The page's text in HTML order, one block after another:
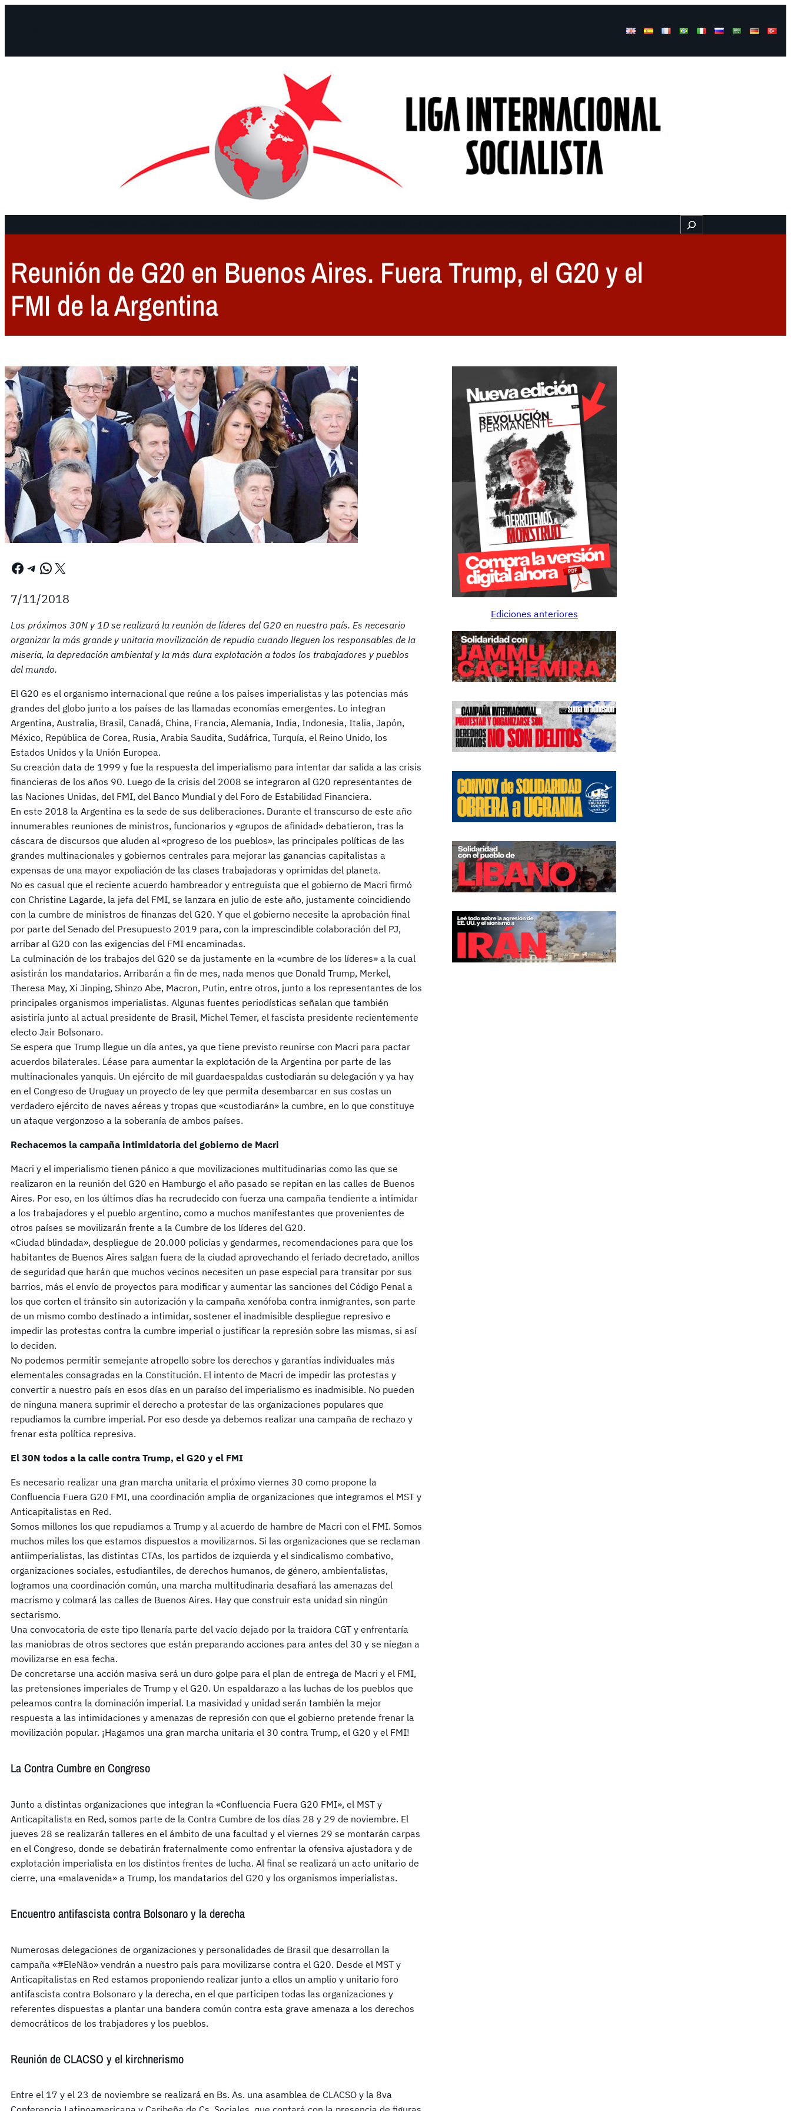
Buscar
Reunión de G20 en Buenos Aires. Fuera Trump, el G20 y el
FMI de la Argentina
Facebook Telegram WhatsApp X
7/11/2018
Los próximos 30N y 1D se realizará la reunión de líderes del G20 en nuestro país. Es necesario
organizar la más grande y unitaria movilización de repudio cuando lleguen los responsables de la
miseria, la depredación ambiental y la más dura explotación a todos los trabajadores y pueblos
del mundo.
El G20 es el organismo internacional que reúne a los países imperialistas y las potencias más
grandes del globo junto a los países de las llamadas economías emergentes. Lo integran
Argentina, Australia, Brasil, Canadá, China, Francia, Alemania, India, Indonesia, Italia, Japón,
México, República de Corea, Rusia, Arabia Saudita, Sudáfrica, Turquía, el Reino Unido, los
Estados Unidos y la Unión Europea.
Su creación data de 1999 y fue la respuesta del imperialismo para intentar dar salida a las crisis
financieras de los años 90. Luego de la crisis del 2008 se integraron al G20 representantes de
las Naciones Unidas, del FMI, del Banco Mundial y del Foro de Estabilidad Financiera.
En este 2018 la Argentina es la sede de sus deliberaciones. Durante el transcurso de este año
innumerables reuniones de ministros, funcionarios y «grupos de afinidad» debatieron, tras la
cáscara de discursos que aluden al «progreso de los pueblos», las principales políticas de las
grandes multinacionales y gobiernos centrales para mejorar las ganancias capitalistas a
expensas de una mayor expoliación de las clases trabajadoras y oprimidas del planeta.
No es casual que el reciente acuerdo hambreador y entreguista que el gobierno de Macri firmó
con Christine Lagarde, la jefa del FMI, se lanzara en julio de este año, justamente coincidiendo
con la cumbre de ministros de finanzas del G20. Y que el gobierno necesite la aprobación final
por parte del Senado del Presupuesto 2019 para, con la imprescindible colaboración del PJ,
arribar al G20 con las exigencias del FMI encaminadas.
La culminación de los trabajos del G20 se da justamente en la «cumbre de los líderes» a la cual
asistirán los mandatarios. Arribarán a fin de mes, nada menos que Donald Trump, Merkel,
Theresa May, Xi Jinping, Shinzo Abe, Macron, Putin, entre otros, junto a los representantes de los
principales organismos imperialistas. Algunas fuentes periodísticas señalan que también
asistiría junto al actual presidente de Brasil, Michel Temer, el fascista presidente recientemente
electo Jair Bolsonaro.
Se espera que Trump llegue un día antes, ya que tiene previsto reunirse con Macri para pactar
acuerdos bilaterales. Léase para aumentar la explotación de la Argentina por parte de las
multinacionales yanquis. Un ejército de mil guardaespaldas custodiarán su delegación y ya hay
en el Congreso de Uruguay un proyecto de ley que permita desembarcar en sus costas un
verdadero ejército de naves aéreas y tropas que «custodiarán» la cumbre, en lo que constituye
un ataque vergonzoso a la soberanía de ambos países.
Rechacemos la campaña intimidatoria del gobierno de Macri
Macri y el imperialismo tienen pánico a que movilizaciones multitudinarias como las que se
realizaron en la reunión del G20 en Hamburgo el año pasado se repitan en las calles de Buenos
Aires. Por eso, en los últimos días ha recrudecido con fuerza una campaña tendiente a intimidar
a los trabajadores y el pueblo argentino, como a muchos manifestantes que provenientes de
otros países se movilizarán frente a la Cumbre de los líderes del G20.
«Ciudad blindada», despliegue de 20.000 policías y gendarmes, recomendaciones para que los
habitantes de Buenos Aires salgan fuera de la ciudad aprovechando el feriado decretado, anillos
de seguridad que harán que muchos vecinos necesiten un pase especial para transitar por sus
barrios, más el envío de proyectos para modificar y aumentar las sanciones del Código Penal a
los que corten el tránsito sin autorización y la campaña xenófoba contra inmigrantes, son parte
de un mismo combo destinado a intimidar, sostener el inadmisible despliegue represivo e
impedir las protestas contra la cumbre imperial o justificar la represión sobre las mismas, si así
lo deciden.
No podemos permitir semejante atropello sobre los derechos y garantías individuales más
elementales consagradas en la Constitución. El intento de Macri de impedir las protestas y
convertir a nuestro país en esos días en un paraíso del imperialismo es inadmisible. No pueden
de ninguna manera suprimir el derecho a protestar de las organizaciones populares que
repudiamos la cumbre imperial. Por eso desde ya debemos realizar una campaña de rechazo y
frenar esta política represiva.
El 30N todos a la calle contra Trump, el G20 y el FMI
Es necesario realizar una gran marcha unitaria el próximo viernes 30 como propone la
Confluencia Fuera G20 FMI, una coordinación amplia de organizaciones que integramos el MST y
Anticapitalistas en Red.
Somos millones los que repudiamos a Trump y al acuerdo de hambre de Macri con el FMI. Somos
muchos miles los que estamos dispuestos a movilizarnos. Si las organizaciones que se reclaman
antiimperialistas, las distintas CTAs, los partidos de izquierda y el sindicalismo combativo,
organizaciones sociales, estudiantiles, de derechos humanos, de género, ambientalistas,
logramos una coordinación común, una marcha multitudinaria desafiará las amenazas del
macrismo y colmará las calles de Buenos Aires. Hay que construir esta unidad sin ningún
sectarismo.
Una convocatoria de este tipo llenaría parte del vacío dejado por la traidora CGT y enfrentaría
las maniobras de otros sectores que están preparando acciones para antes del 30 y se niegan a
movilizarse en esa fecha.
De concretarse una acción masiva será un duro golpe para el plan de entrega de Macri y el FMI,
las pretensiones imperiales de Trump y el G20. Un espaldarazo a las luchas de los pueblos que
peleamos contra la dominación imperial. La masividad y unidad serán también la mejor
respuesta a las intimidaciones y amenazas de represión con que el gobierno pretende frenar la
movilización popular. ¡Hagamos una gran marcha unitaria el 30 contra Trump, el G20 y el FMI!
La Contra Cumbre en Congreso
Junto a distintas organizaciones que integran la «Confluencia Fuera G20 FMI», el MST y
Anticapitalista en Red, somos parte de la Contra Cumbre de los días 28 y 29 de noviembre. El
jueves 28 se realizarán talleres en el ámbito de una facultad y el viernes 29 se montarán carpas
en el Congreso, donde se debatirán fraternalmente como enfrentar la ofensiva ajustadora y de
explotación imperialista en los distintos frentes de lucha. Al final se realizará un acto unitario de
cierre, una «malavenida» a Trump, los mandatarios del G20 y los organismos imperialistas.
Encuentro antifascista contra Bolsonaro y la derecha
Numerosas delegaciones de organizaciones y personalidades de Brasil que desarrollan la
campaña «#EleNão» vendrán a nuestro país para movilizarse contra el G20. Desde el MST y
Anticapitalistas en Red estamos proponiendo realizar junto a ellos un amplio y unitario foro
antifascista contra Bolsonaro y la derecha, en el que participen todas las organizaciones y
referentes dispuestas a plantar una bandera común contra esta grave amenaza a los derechos
democráticos de los trabjadores y los pueblos.
Reunión de CLACSO y el kirchnerismo
Entre el 17 y el 23 de noviembre se realizará en Bs. As. una asamblea de CLACSO y la 8va
Ediciones anteriores